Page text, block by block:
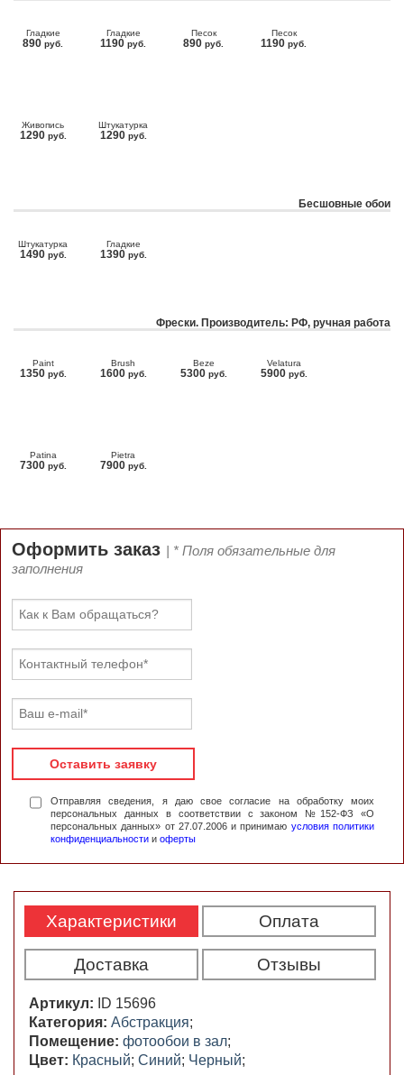
Гладкие
890 руб.
Гладкие
1190 руб.
Песок
890 руб.
Песок
1190 руб.
Живопись
1290 руб.
Штукатурка
1290 руб.
Бесшовные обои
Штукатурка
1490 руб.
Гладкие
1390 руб.
Фрески. Производитель: РФ, ручная работа
Paint
1350 руб.
Brush
1600 руб.
Beze
5300 руб.
Velatura
5900 руб.
Patina
7300 руб.
Pietra
7900 руб.
Оформить заказ | * Поля обязательные для
заполнения
Оставить заявку
Отправляя сведения, я даю свое согласие на обработку моих
персональных данных в соответствии с законом №152-ФЗ «О
персональных данных» от 27.07.2006 и принимаю условия политики
конфиденциальности и оферты
Характеристики Оплата
Доставка Отзывы
Артикул:
ID 15696
Категория: Абстракция;
Помещение: фотообои в зал;
Цвет: Красный; Синий; Черный;